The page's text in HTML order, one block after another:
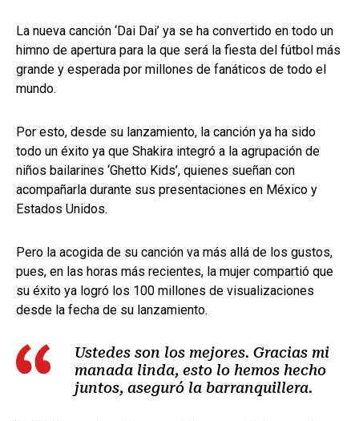
La nueva canción ‘Dai Dai’ ya se ha convertido en todo un
himno de apertura para la que será la fiesta del fútbol más
grande y esperada por millones de fanáticos de todo el
mundo.
Por esto, desde su lanzamiento, la canción ya ha sido
todo un éxito ya que Shakira integró a la agrupación de
niños bailarines ‘Ghetto Kids’, quienes sueñan con
acompañarla durante sus presentaciones en México y
Estados Unidos.
Pero la acogida de su canción va más allá de los gustos,
pues, en las horas más recientes, la mujer compartió que
su éxito ya logró los 100 millones de visualizaciones
desde la fecha de su lanzamiento.
Ustedes son los mejores. Gracias mi
manada linda, esto lo hemos hecho
juntos, aseguró la barranquillera.